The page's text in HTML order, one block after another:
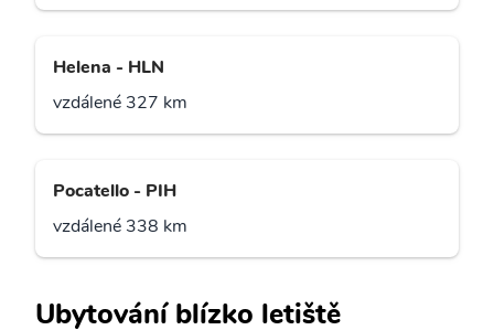
Helena - HLN
vzdálené 327 km
Pocatello - PIH
vzdálené 338 km
Ubytování blízko letiště